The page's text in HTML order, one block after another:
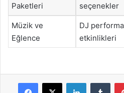
Paketleri
seçenekler
Müzik ve
Eğlence
DJ
etkinlikleri
Facebook
X LinkedIn